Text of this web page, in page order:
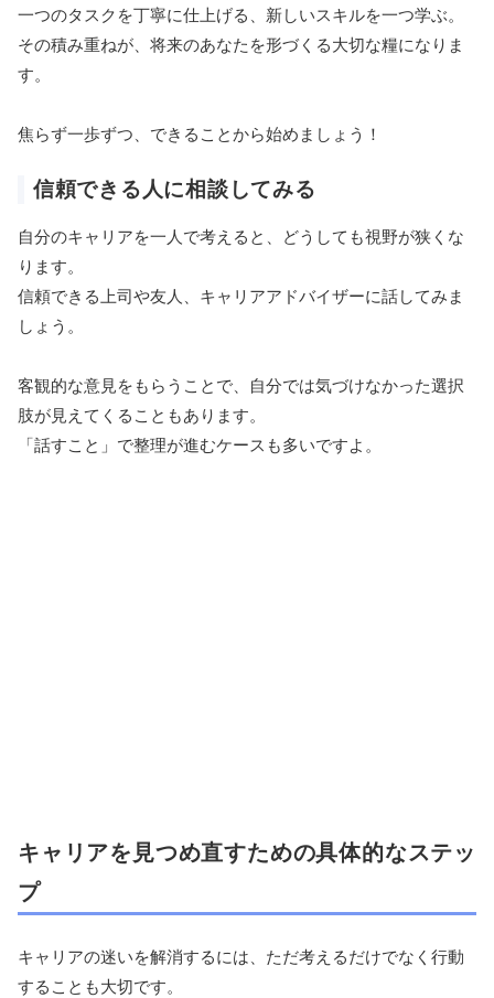
一つのタスクを丁寧に仕上げる、新しいスキルを一つ学ぶ。
その積み重ねが、将来のあなたを形づくる大切な糧になりま
す。
焦らず一歩ずつ、できることから始めましょう！
信頼できる人に相談してみる
自分のキャリアを一人で考えると、どうしても視野が狭くな
ります。
信頼できる上司や友人、キャリアアドバイザーに話してみま
しょう。
客観的な意見をもらうことで、自分では気づけなかった選択
肢が見えてくることもあります。
「話すこと」で整理が進むケースも多いですよ。
キャリアを見つめ直すための具体的なステッ
プ
キャリアの迷いを解消するには、ただ考えるだけでなく行動
することも大切です。